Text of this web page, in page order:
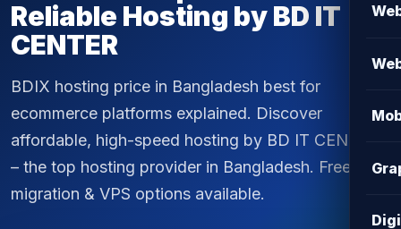
Reliable Hosting by BD IT
CENTER
BDIX hosting price in Bangladesh best for
ecommerce platforms explained. Discover
affordable, high-speed hosting by BD IT CENTER
– the top hosting provider in Bangladesh. Free
migration & VPS options available.